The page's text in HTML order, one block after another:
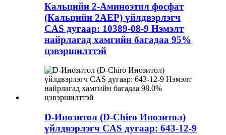
Кальцийн 2-Аминоэтил фосфат
(Кальцийн 2AEP) үйлдвэрлэгч
CAS дугаар: 10389-08-9 Нэмэлт
найрлагад хамгийн багадаа 95%
цэвэршилттэй
D-Инозитол (D-Chiro Инозитол)
үйлдвэрлэгч CAS дугаар: 643-12-9